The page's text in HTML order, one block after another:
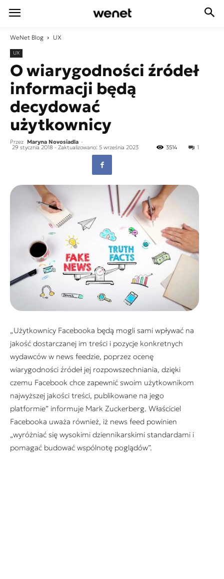
WeNet Blog UX
UX
O wiarygodności źródeł
informacji będą
decydować
użytkownicy
Przez Maryna Novosiadla -
29 stycznia 2018 - Zaktualizowano: 5 września 2023 1
3514
„Użytkownicy Facebooka będą mogli sami wpływać na
jakość dostarczanej im treści i pozycje konkretnych
wydawców w news feedzie, poprzez ocenę
wiarygodności źródeł jej rozpowszechniania, dzięki
czemu Facebook chce zapewnić swoim użytkownikom
najwyższej jakości treści, publikowane na jego
platformie” informuje Mark Zuckerberg. Właściciel
Facebooka uważa również, iż news feed powinien
„wyróżniać się wysokimi dziennikarskimi standardami i
pomagać budować wspólnotę poglądów”.